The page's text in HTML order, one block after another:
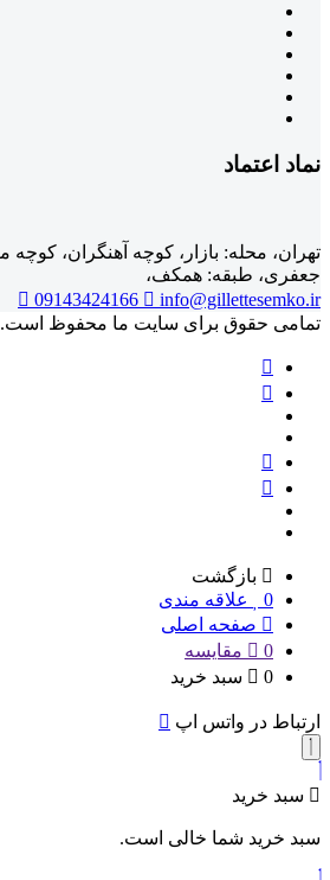
نماد اعتماد
جعفری، طبقه: همکف،
09143424166
info@gillettesemko.ir
تمامی حقوق برای سایت ما محفوظ است.
بازگشت
0
علاقه مندی
صفحه اصلی
0
مقایسه
0
سبد خرید
ارتباط در واتس اپ
سبد خرید
سبد خرید شما خالی است.